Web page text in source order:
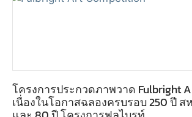
โครงการประกวดภาพวาด Fulbright
เนื่องในโอกาสฉลองครบรอบ 250 ปี ส